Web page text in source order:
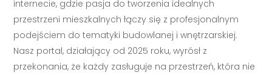
internecie, gdzie pasja do tworzenia idealnych
przestrzeni mieszkalnych łączy się z profesjonalnym
podejściem do tematyki budowlanej i wnętrzarskiej.
Nasz portal, działający od 2025 roku, wyrósł z
przekonania, że każdy zasługuje na przestrzeń, która nie